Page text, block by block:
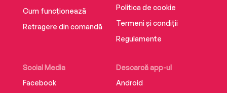
Cum funcționează
Retragere din comandă
Social Media
Facebook
Descarcă app-ul
Android
Politica de cookie
Termeni și condiții
Regulamente